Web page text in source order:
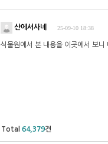
산에서사네 25-09-10 18:38
식물원에서 본 내용을 이곳에서 보니
Total 64,379건